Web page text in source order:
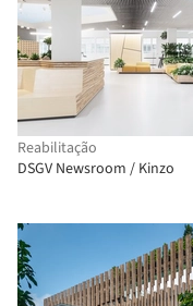
Reabilitação
DSGV Newsroom / Kinzo